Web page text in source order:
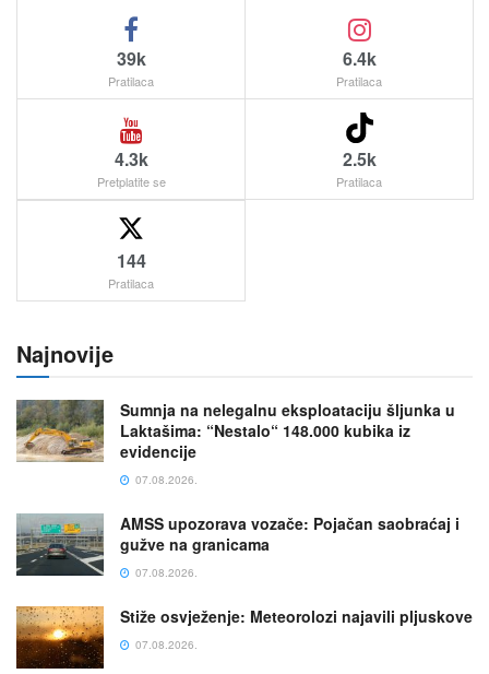
39k
Pratilaca
6.4k
Pratilaca
4.3k
Pretplatite se
2.5k
Pratilaca
144
Pratilaca
Najnovije
Sumnja na nelegalnu eksploataciju šljunka u
Laktašima: “Nestalo“ 148.000 kubika iz
evidencije
07.08.2026.
AMSS upozorava vozače: Pojačan saobraćaj i
gužve na granicama
07.08.2026.
Stiže osvježenje: Meteorolozi najavili pljuskove
07.08.2026.